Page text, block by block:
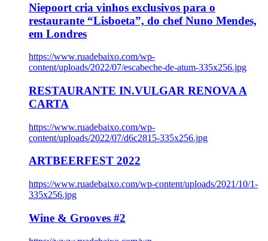
Niepoort cria vinhos exclusivos para o
restaurante “Lisboeta”, do chef Nuno Mendes,
em Londres
https://www.ruadebaixo.com/wp-
content/uploads/2022/07/escabeche-de-atum-335x256.jpg
RESTAURANTE IN.VULGAR RENOVA A
CARTA
https://www.ruadebaixo.com/wp-
content/uploads/2022/07/d6c2815-335x256.jpg
ARTBEERFEST 2022
https://www.ruadebaixo.com/wp-content/uploads/2021/10/1-
335x256.jpg
Wine & Grooves #2